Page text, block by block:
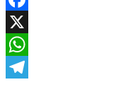
Facebook
X
WhatsApp